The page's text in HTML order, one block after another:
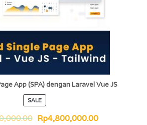
App (SPA) dengan Laravel Vue JS
SALE
Rp4,800,000.00